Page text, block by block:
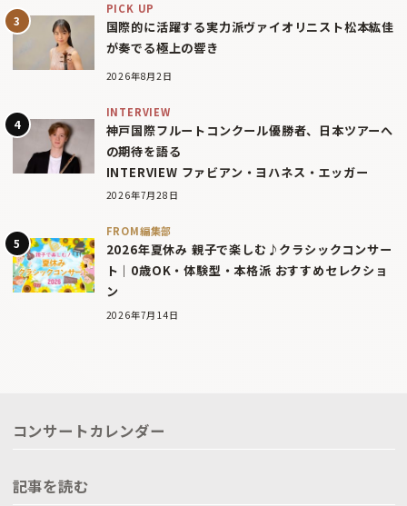
PICK UP
国際的に活躍する実力派ヴァイオリニスト松本紘佳
が奏でる極上の響き
2026年8月2日
INTERVIEW
神戸国際フルートコンクール優勝者、日本ツアーへ
の期待を語る
INTERVIEW ファビアン・ヨハネス・エッガー
2026年7月28日
FROM編集部
2026年夏休み 親子で楽しむ♪クラシックコンサー
ト｜0歳OK・体験型・本格派 おすすめセレクショ
ン
2026年7月14日
コンサートカレンダー
記事を読む